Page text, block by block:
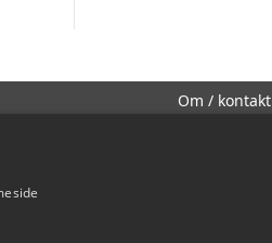
Om / kontakt